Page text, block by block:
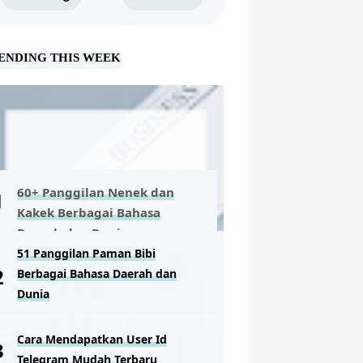
THIS WEEK
60+ Panggilan Nenek dan
Kakek Berbagai Bahasa
Daerah dan Dunia
51 Panggilan Paman Bibi
Berbagai Bahasa Daerah dan
Dunia
Cara Mendapatkan User Id
Telegram Mudah Terbaru